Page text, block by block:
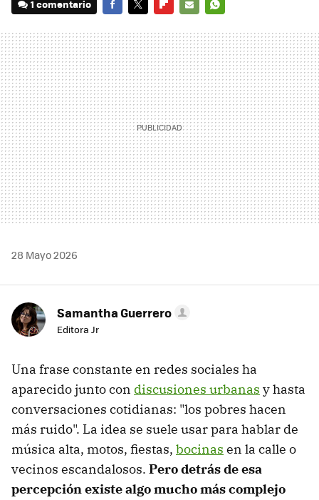
1 comentario
MAIL
28 Mayo 2026
Samantha Guerrero
Editora Jr
Una frase constante en redes sociales ha
aparecido junto con discusiones urbanas y hasta
conversaciones cotidianas: "los pobres hacen
más ruido". La idea se suele usar para hablar de
música alta, motos, fiestas, bocinas en la calle o
vecinos escandalosos. Pero detrás de esa
percepción existe algo mucho más complejo